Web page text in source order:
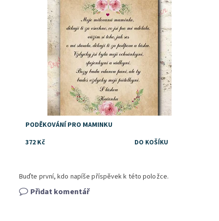
PODĚKOVÁNÍ PRO MAMINKU
372 Kč
Buďte první, kdo napíše příspěvek k této položce.
Přidat komentář